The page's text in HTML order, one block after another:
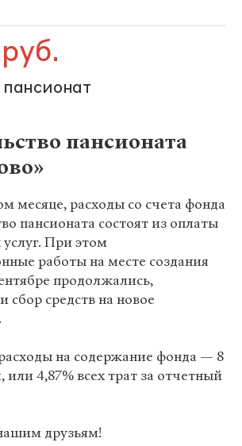
пансионата
месяце, расходы со счета фонда
пансионата состоят из оплаты
При этом
работы на месте создания
продолжались,
сбор средств на новое
на содержание фонда — 8
или 4,87% всех трат за отчетный
друзьям!